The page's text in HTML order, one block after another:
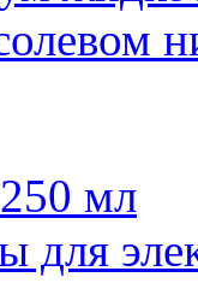
мл
для